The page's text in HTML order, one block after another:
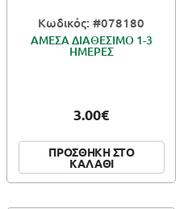
Κωδικός: #078180
ΑΜΕΣΑ ΔΙΑΘΕΣΙΜΟ 1-3
ΗΜΕΡΕΣ
3.00€
ΠΡΟΣΘΗΚΗ ΣΤΟ
ΚΑΛΑΘΙ